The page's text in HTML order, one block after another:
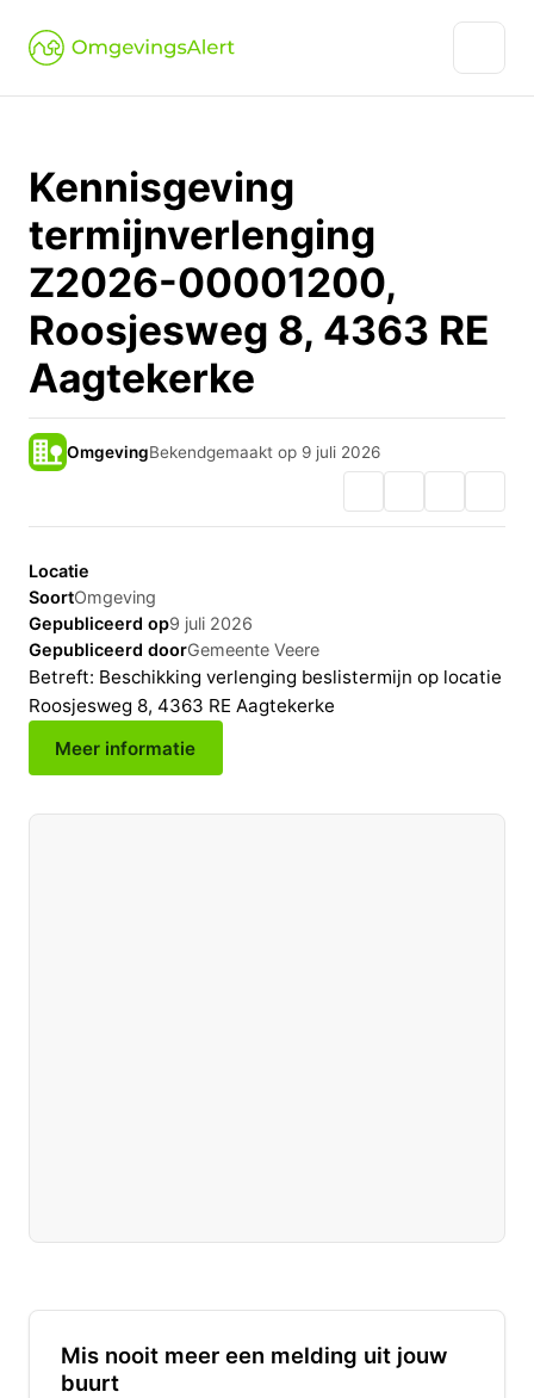
Kennisgeving
termijnverlenging
Z2026-00001200,
Roosjesweg 8, 4363 RE
Aagtekerke
OmgevingBekendgemaakt op 9 juli 2026
Locatie
SoortOmgeving
Gepubliceerd op9 juli 2026
Gepubliceerd doorGemeente Veere
Betreft: Beschikking verlenging beslistermijn op locatie
Roosjesweg 8, 4363 RE Aagtekerke
Meer informatie
Mis nooit meer een melding uit jouw
buurt